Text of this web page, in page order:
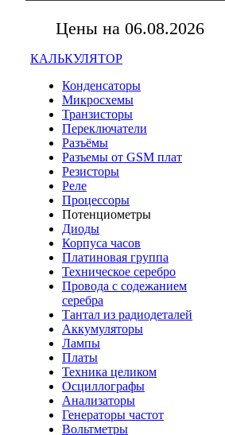
Цены на 06.08.2026
КАЛЬКУЛЯТОР
Конденсаторы
Микросхемы
Транзисторы
Переключатели
Разъёмы
Разъемы от GSM плат
Резисторы
Реле
Процессоры
Потенциометры
Диоды
Корпуса часов
Платиновая группа
Техническое серебро
Провода с содежанием
серебра
Тантал из радиодеталей
Аккумуляторы
Лампы
Платы
Техника целиком
Осциллографы
Анализаторы
Генераторы частот
Вольтметры